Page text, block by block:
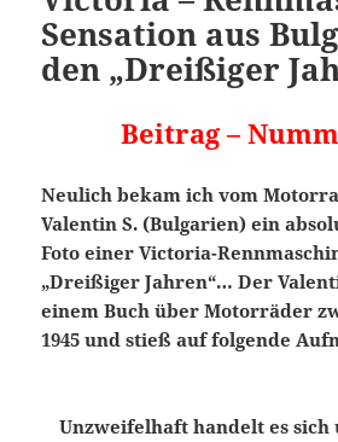
Sensation aus
den „Dreißiger
Beitrag –
Neulich bekam ich vom
Valentin S. (Bulgarien) ein
Foto einer Victoria-
„Dreißiger Jahren“… Der
einem Buch über Motorräder
1945 und stieß auf folgende
Unzweifelhaft handelt es sich